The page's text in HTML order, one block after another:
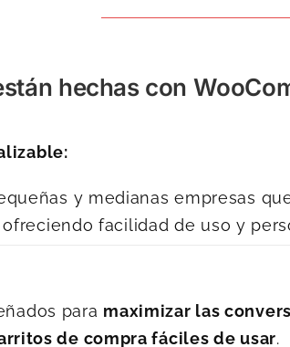
hechas con
y medianas empresas
facilidad de uso y
para maximizar las
de compra fáciles de usar.